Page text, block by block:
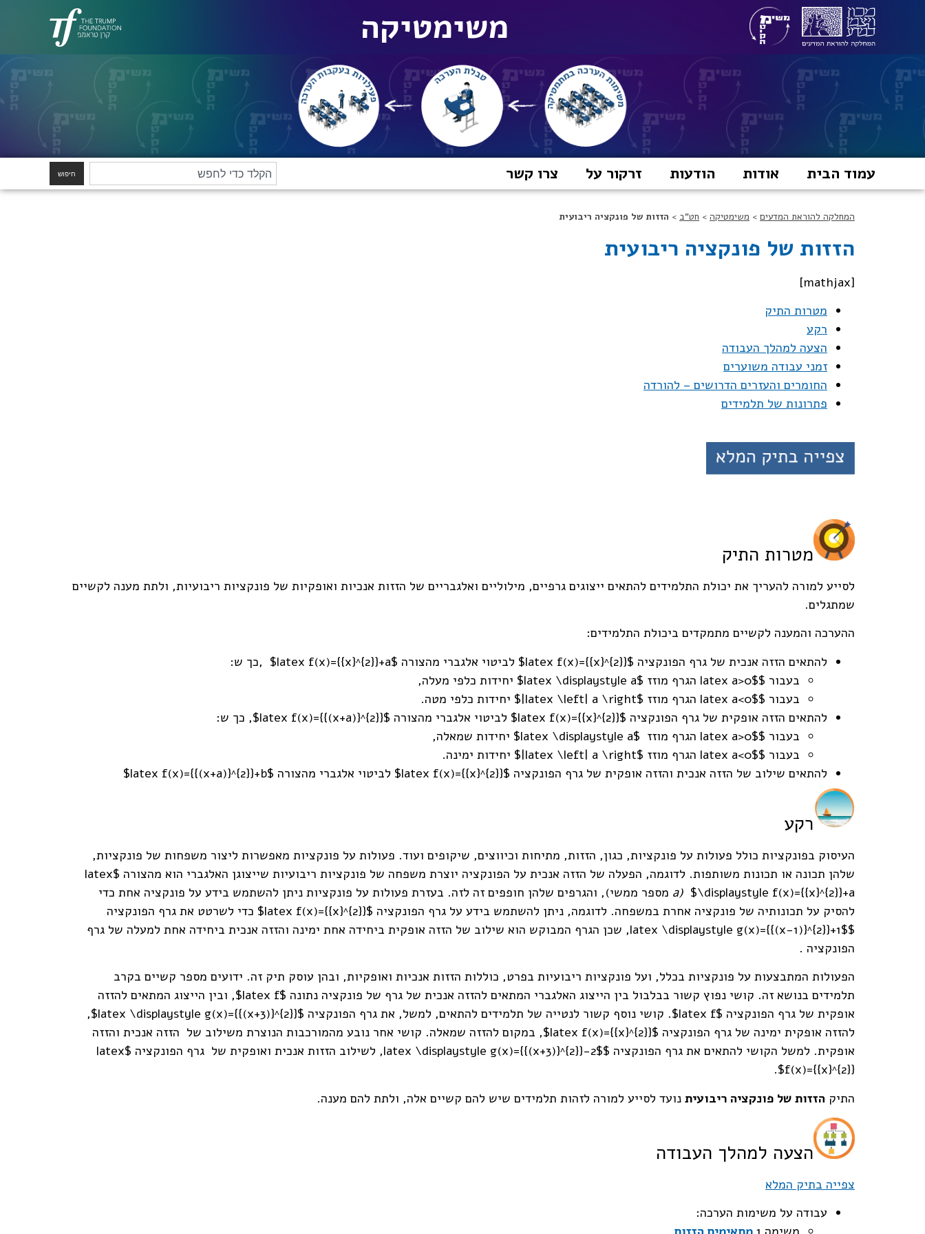
משימטיקה
עמוד הבית אודות הודעות זרקור על צרו קשר חיפוש
המחלקה להוראת המדעים > משימטיקה > חט"ב > הזזות של פונקציה ריבועית
הזזות של פונקציה ריבועית
[mathjax]
מטרות התיק
רקע
הצעה למהלך העבודה
זמני עבודה משוערים
החומרים והעזרים הדרושים – להורדה
פתרונות של תלמידים
מטרות התיק
לסייע למורה להעריך את יכולת התלמידים להתאים ייצוגים גרפיים, מילוליים ואלגבריים של הזזות אנכיות ואופקיות של פונקציות ריבועיות, ולתת מענה לקשיים
שמתגלים.
ההערכה והמענה לקשיים מתמקדים ביכולת התלמידים:
להתאים הזזה אנכית של גרף הפונקציה $latex f(x)={{x}^{2}}$ לביטוי אלגברי מהצורה $latex f(x)={{x}^{2}}+a$ ,כך ש:
בעבור $latex a>0$ הגרף מוזז $latex \displaystyle a$ יחידות כלפי מעלה,
בעבור $latex a<0$ הגרף מוזז $latex \left| a \right|$ יחידות כלפי מטה.
להתאים הזזה אופקית של גרף הפונקציה $latex f(x)={{x}^{2}}$ לביטוי אלגברי מהצורה $latex f(x)={{(x+a)}^{2}}$, כך ש:
בעבור $latex a>0$ הגרף מוזז $latex \displaystyle a$ יחידות שמאלה,
בעבור $latex a<0$ הגרף מוזז $latex \left| a \right|$ יחידות ימינה.
להתאים שילוב של הזזה אנכית והזזה אופקית של גרף הפונקציה $latex f(x)={{x}^{2}}$ לביטוי אלגברי מהצורה $latex f(x)={{(x+a)}^{2}}+b$
רקע
העיסוק בפונקציות כולל פעולות על פונקציות, כגון, הזזות, מתיחות וכיווצים, שיקופים ועוד. פעולות על פונקציות מאפשרות ליצור משפחות של פונקציות,
שלהן תכונה או תכונות משותפות. לדוגמה, הפעלה של הזזה אנכית על הפונקציה יוצרת משפחה של פונקציות ריבועיות שייצוגן האלגברי הוא מהצורה $latex
\displaystyle f(x)={{x}^{2}}+a$
(
a מספר ממשי), והגרפים שלהן חופפים זה לזה. בעזרת פעולות על פונקציות ניתן להשתמש בידע על פונקציה אחת כדי
להסיק על תכונותיה של פונקציה אחרת במשפחה. לדוגמה, ניתן להשתמש בידע על גרף הפונקציה $latex f(x)={{x}^{2}}$ כדי לשרטט את גרף הפונקציה
$latex \displaystyle g(x)={{(x-1)}^{2}}+1$, שכן הגרף המבוקש הוא שילוב של הזזה אופקית ביחידה אחת ימינה והזזה אנכית ביחידה אחת למעלה של גרף
הפונקציה .
הפעולות המתבצעות על פונקציות בכלל, ועל פונקציות ריבועיות בפרט, כוללות הזזות אנכיות ואופקיות, ובהן עוסק תיק זה. ידועים מספר קשיים בקרב
תלמידים בנושא זה. קושי נפוץ קשור בבלבול בין הייצוג האלגברי המתאים להזזה אנכית של גרף של פונקציה נתונה $latex f$, ובין הייצוג המתאים להזזה
אופקית של גרף הפונקציה $latex f$. קושי נוסף קשור לנטייה של תלמידים להתאים, למשל, את גרף הפונקציה $latex \displaystyle g(x)={{(x+3)}^{2}}$,
להזזה אופקית ימינה של גרף הפונקציה $latex f(x)={{x}^{2}}$, במקום להזזה שמאלה. קושי אחר נובע מהמורכבות הנוצרת משילוב של הזזה אנכית והזזה
אופקית. למשל הקושי להתאים את גרף הפונקציה $latex \displaystyle g(x)={{(x+3)}^{2}}-2$, לשילוב הזזות אנכית ואופקית של גרף הפונקציה $latex
f(x)={{x}^{2}}$.
התיק הזזות של פונקציה ריבועית נועד לסייע למורה לזהות תלמידים שיש להם קשיים אלה, ולתת להם מענה.
הצעה למהלך העבודה
צפייה בתיק המלא
עבודה על משימות הערכה: